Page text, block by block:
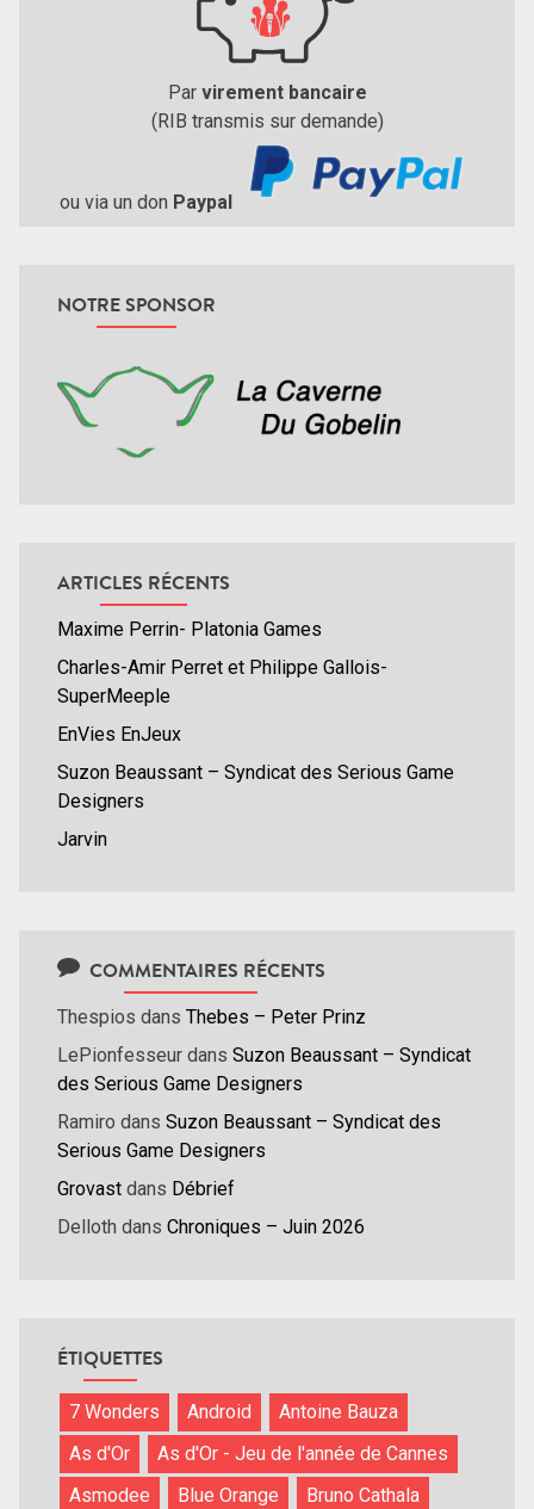
Par virement bancaire
(RIB transmis sur demande)
ou via un don Paypal
NOTRE SPONSOR
ARTICLES RÉCENTS
Maxime Perrin- Platonia Games
Charles-Amir Perret et Philippe Gallois-
SuperMeeple
EnVies EnJeux
Suzon Beaussant – Syndicat des Serious Game
Designers
Jarvin
COMMENTAIRES RÉCENTS
Thespios dans Thebes – Peter Prinz
LePionfesseur dans Suzon Beaussant – Syndicat
des Serious Game Designers
Ramiro dans Suzon Beaussant – Syndicat des
Serious Game Designers
Grovast dans Débrief
Delloth dans Chroniques – Juin 2026
ÉTIQUETTES
7 Wonders Android
Antoine Bauza
As d'Or
As d'Or - Jeu de l'année de Cannes
Asmodee
Blue Orange
Bruno Cathala